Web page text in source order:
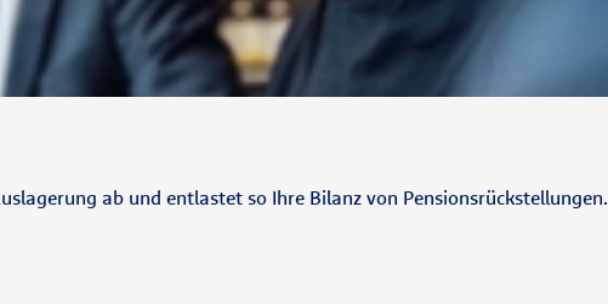
ab und entlastet so Ihre Bilanz von Pensionsrückstellungen.